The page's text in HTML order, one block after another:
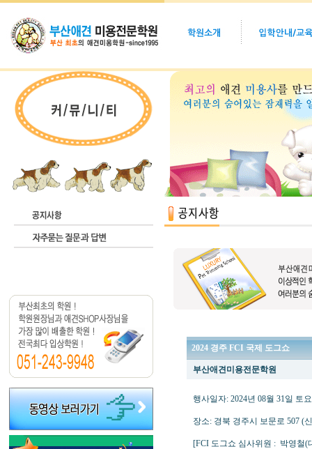
2024 경주 FCI 국제 도그쇼
부산애견미용전문학원
행사일자: 2024년 08월 31일 토
장소: 경북 경주시 보문로 507 (
[FCI 도그쇼 심사위원 : 박영철(